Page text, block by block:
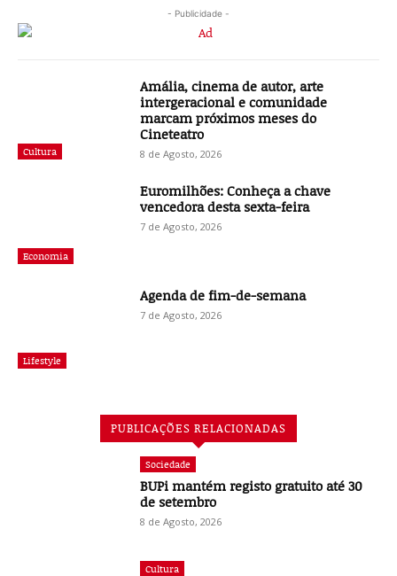
- Publicidade -
Cultura
Amália, cinema de autor, arte
intergeracional e comunidade
marcam próximos meses do
Cineteatro
8 de Agosto, 2026
Economia
Euromilhões: Conheça a chave
vencedora desta sexta-feira
7 de Agosto, 2026
Lifestyle
Agenda de fim-de-semana
7 de Agosto, 2026
PUBLICAÇÕES RELACIONADAS
Sociedade
BUPi mantém registo gratuito até 30
de setembro
8 de Agosto, 2026
Cultura